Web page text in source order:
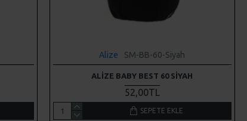
Alize SM-BB-60-Siyah
ALIZE BABY BEST 60 SIYAH
52,00TL
SEPETE EKLE